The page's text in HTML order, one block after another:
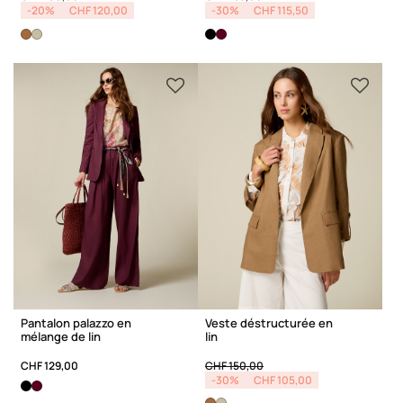
-20%
CHF 120,00
-30%
CHF 115,50
Pantalon palazzo en
mélange de lin
CHF 129,00
Veste déstructurée en
lin
Price reduced from
CHF 150,00to
-30%
CHF 105,00